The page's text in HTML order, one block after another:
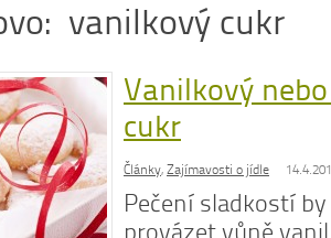
vanilkový cukr
Vanilkový
cukr
Články, Zajímavosti o jídle
Pečení sladkostí
provázet vůně